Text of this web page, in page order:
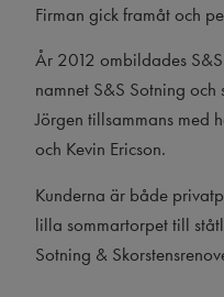
Firman gick framåt och
År 2012 ombildades
namnet S&S Sotning och
Jörgen tillsammans med
och Kevin Ericson.
Kunderna är både
lilla sommartorpet till
Sotning &